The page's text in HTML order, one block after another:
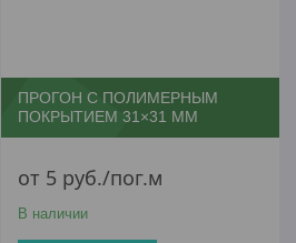
ПРОГОН С ПОЛИМЕРНЫМ
ПОКРЫТИЕМ 31×31 ММ
от 5 руб./пог.м
В наличии